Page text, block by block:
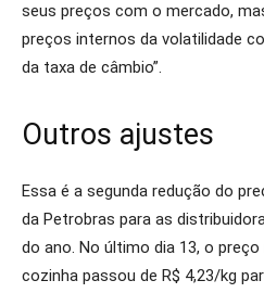
seus preços com o mercado,
preços internos da volatilidade
da taxa de câmbio”.
Outros ajustes
Essa é a segunda redução do
da Petrobras para as
do ano. No último dia 13, o
cozinha passou de R$ 4,23/kg